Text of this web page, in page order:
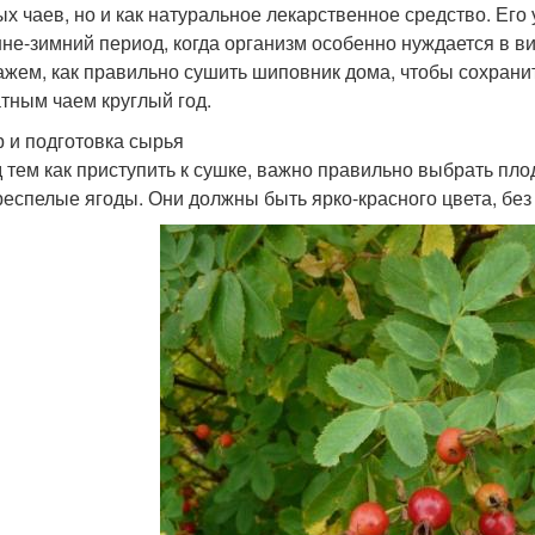
чаев, но и как натуральное лекарственное средство.
зимний период, когда организм особенно нуждается в
как правильно сушить шиповник дома, чтобы
чаем круглый год.
подготовка сырья
как приступить к сушке, важно правильно выбрать
ягоды. Они должны быть ярко-красного цвета,